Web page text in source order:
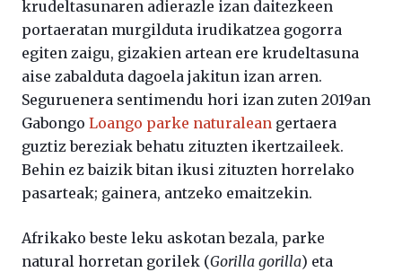
krudeltasunaren adierazle izan daitezkeen
portaeratan murgilduta irudikatzea gogorra
egiten zaigu, gizakien artean ere krudeltasuna
aise zabalduta dagoela jakitun izan arren.
Seguruenera sentimendu hori izan zuten 2019an
Gabongo Loango parke naturalean gertaera
guztiz bereziak behatu zituzten ikertzaileek.
Behin ez baizik bitan ikusi zituzten horrelako
pasarteak; gainera, antzeko emaitzekin.
Afrikako beste leku askotan bezala, parke
natural horretan gorilek (Gorilla gorilla) eta